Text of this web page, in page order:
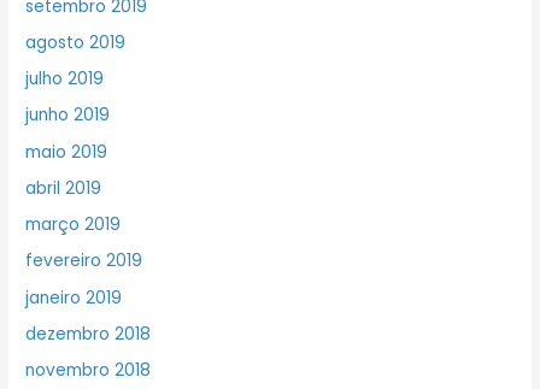
setembro 2019
agosto 2019
julho 2019
junho 2019
maio 2019
abril 2019
março 2019
fevereiro 2019
janeiro 2019
dezembro 2018
novembro 2018